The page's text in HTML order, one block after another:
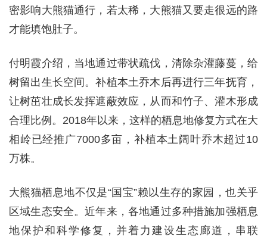
密影响大熊猫通行，若太稀，大熊猫又要走很远的路
才能填饱肚子。
付明霞介绍，当地通过带状疏伐，清除杂灌藤蔓，给
树留出生长空间。补植本土乔木后再进行三年抚育，
让树茁壮成长发挥遮蔽效应，从而和竹子、灌木形成
合理比例。2018年以来，这样的栖息地修复方式在大
相岭已经推广7000多亩，补植本土阔叶乔木超过10
万株。
大熊猫栖息地不仅是“国宝”赖以生存的家园，也关乎
区域生态安全。近年来，各地通过多种措施加强栖息
地保护和科学修复，并着力建设生态廊道，串联